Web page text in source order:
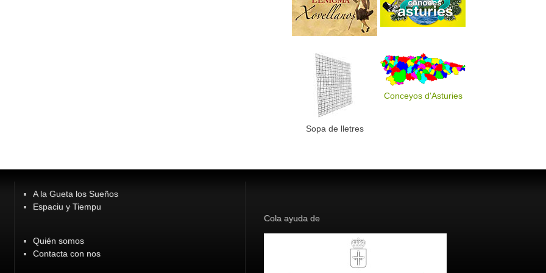
Sopa de lletres
Conceyos d'Asturies
A la Gueta los Sueños
Espaciu y Tiempu
Quién somos
Contacta con nos
Cola ayuda de